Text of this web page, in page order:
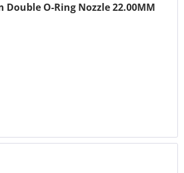
Double O-Ring Nozzle 22.00MM